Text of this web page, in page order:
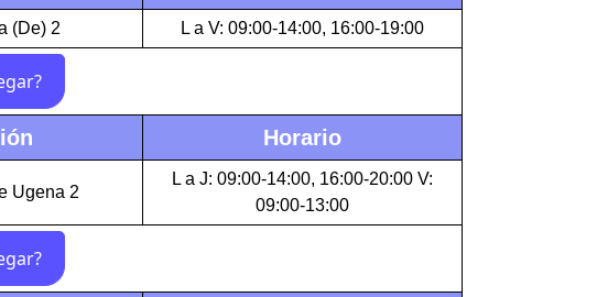
(De) 2 L a V: 09:00-14:00, 16:00-19:00
Horario
Ugena 2
L a J: 09:00-14:00, 16:00-20:00 V:
09:00-13:00